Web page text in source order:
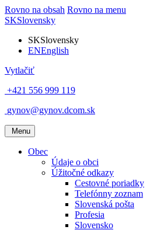
Rovno na obsah Rovno na menu
SKSlovensky
SKSlovensky
ENEnglish
Vytlačiť
+421 556 999 119
gynov@gynov.dcom.sk
Menu
Obec
Údaje o obci
Úžitočné odkazy
Cestovné poriadky
Telefónny zoznam
Slovenská pošta
Profesia
Slovensko